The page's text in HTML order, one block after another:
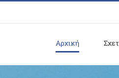
Αρχική